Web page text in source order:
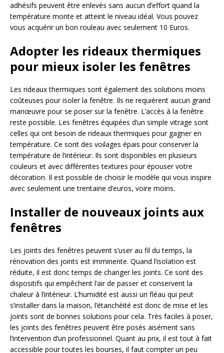
adhésifs peuvent être enlevés sans aucun d’effort quand la
température monte et atteint le niveau idéal. Vous pouvez
vous acquérir un bon rouleau avec seulement 10 Euros.
Adopter les rideaux thermiques
pour mieux isoler les fenêtres
Les rideaux thermiques sont également des solutions moins
coûteuses pour isoler la fenêtre. Ils ne requièrent aucun grand
manœuvre pour se poser sur la fenêtre. L’accès à la fenêtre
reste possible. Les fenêtres équipées d’un simple vitrage sont
celles qui ont besoin de rideaux thermiques pour gagner en
température. Ce sont des voilages épais pour conserver la
température de l’intérieur. Ils sont disponibles en plusieurs
couleurs et avec différentes textures pour épouser votre
décoration. Il est possible de choisir le modèle qui vous inspire
avec seulement une trentaine d’euros, voire moins.
Installer de nouveaux joints aux
fenêtres
Les joints des fenêtres peuvent s’user au fil du temps, la
rénovation des joints est imminente. Quand l’isolation est
réduite, il est donc temps de changer les joints. Ce sont des
dispositifs qui empêchent l’air de passer et conservent la
chaleur à l’intérieur. L’humidité est aussi un fléau qui peut
s’installer dans la maison, l’étanchéité est donc de mise et les
joints sont de bonnes solutions pour cela. Très faciles à poser,
les joints des fenêtres peuvent être posés aisément sans
l’intervention d’un professionnel. Quant au prix, il est tout à fait
accessible pour toutes les bourses, il faut compter un peu